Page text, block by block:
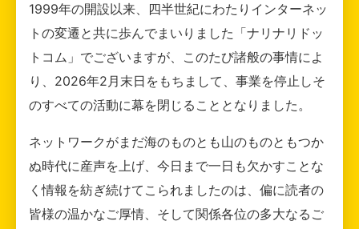
1999年の開設以来、四半世紀にわたりインターネッ
トの変遷と共に歩んでまいりました「ナリナリドッ
トコム」でございますが、このたび諸般の事情によ
り、2026年2月末日をもちまして、事業を停止しそ
のすべての活動に幕を閉じることとなりました。
ネットワークがまだ海のものとも山のものともつか
ぬ時代に産声を上げ、今日まで一日も欠かすことな
く情報を紡ぎ続けてこられましたのは、偏に読者の
皆様の温かなご厚情、そして関係各位の多大なるご